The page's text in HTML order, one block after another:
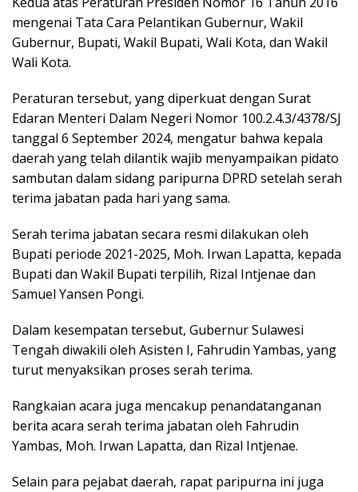
mengenai Tata Cara Pelantikan Gubernur, Wakil
Gubernur, Bupati, Wakil Bupati, Wali Kota, dan Wakil
Wali Kota.
Peraturan tersebut, yang diperkuat dengan Surat
Edaran Menteri Dalam Negeri Nomor 100.2.4.3/4378/SJ
tanggal 6 September 2024, mengatur bahwa kepala
daerah yang telah dilantik wajib menyampaikan pidato
sambutan dalam sidang paripurna DPRD setelah serah
terima jabatan pada hari yang sama.
Serah terima jabatan secara resmi dilakukan oleh
Bupati periode 2021-2025, Moh. Irwan Lapatta, kepada
Bupati dan Wakil Bupati terpilih, Rizal Intjenae dan
Samuel Yansen Pongi.
Dalam kesempatan tersebut, Gubernur Sulawesi
Tengah diwakili oleh Asisten I, Fahrudin Yambas, yang
turut menyaksikan proses serah terima.
Rangkaian acara juga mencakup penandatanganan
berita acara serah terima jabatan oleh Fahrudin
Yambas, Moh. Irwan Lapatta, dan Rizal Intjenae.
Selain para pejabat daerah, rapat paripurna ini juga